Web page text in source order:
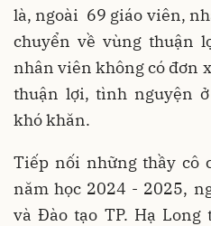
là, ngoài 69 giáo viên,
chuyển về vùng thuận
nhân viên không có đơn
thuận lợi, tình nguyện
khó khăn.
Tiếp nối những thầy cô
năm học 2024 - 2025,
và Đào tạo TP. Hạ